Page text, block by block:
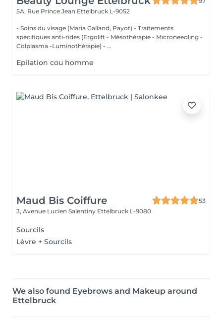
5A, Rue Prince Jean Ettelbruck L-9052
- Soins du visage (Maria Galland, Payot) - Traitements
spécifiques anti-rides (Ergolift - Mésothérapie - Microneedling -
Colplasma -Luminothérapie) - ...
Epilation cou homme
Maud Bis Coiffure
53
3, Avenue Lucien Salentiny Ettelbruck L-9080
Sourcils
Lèvre + Sourcils
We also found Eyebrows and Makeup around
Ettelbruck